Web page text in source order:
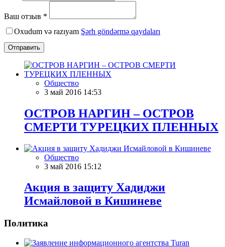
Ваш отзыв *
Oxudum və razıyam Şərh göndərmə qaydaları
Отправить
Общество
3 май 2016 14:53
ОСТРОВ НАРГИН – ОСТРОВ
СМЕРТИ ТУРЕЦКИХ ПЛЕННЫХ
Общество
3 май 2016 15:12
Акция в защиту Хадиджи
Исмайловой в Кишиневе
Политика